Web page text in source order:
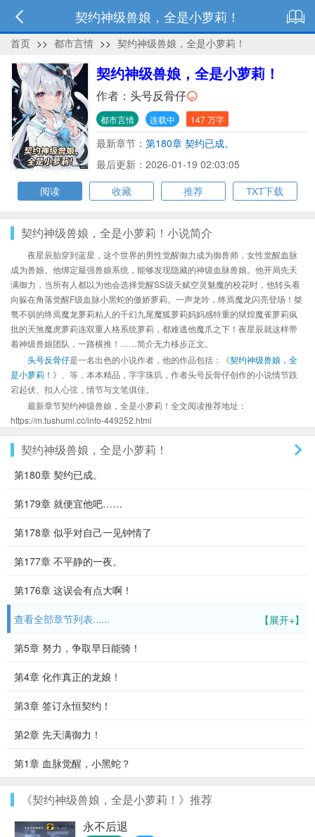
契约神级兽娘，全是小萝莉！
首页 >> 都市言情 >> 契约神级兽娘，全是小萝莉！
契约神级兽娘，全是小萝莉！
作者： 头号反骨仔
都市言情 连载中 147 万字
最新章节： 第180章 契约已成。
最后更新：2026-01-19 02:03:05
阅读
收藏 推荐 TXT下载
契约神级兽娘，全是小萝莉！小说简介
夜星辰胎穿到蓝星，这个世界的男性觉醒御力成为御兽师，女性觉醒血脉
成为兽娘。他绑定最强兽娘系统，能够发现隐藏的神级血脉兽娘。他开局先天
满御力，当所有人都以为他会选择觉醒SS级天赋空灵魅魔的校花时，他转头看
向躲在角落觉醒F级血脉小黑蛇的傲娇萝莉。一声龙吟，终焉魔龙闪亮登场！桀
骜不驯的终焉魔龙萝莉粘人的千幻九尾魔狐萝莉妈妈感特重的狱煌魔雀萝莉疯
批的天煞魔虎萝莉连双重人格系统萝莉，都难逃他魔爪之下！夜星辰就这样带
着神级兽娘团队，一路横推！……简介无力移步正文。
头号反骨仔是一名出色的小说作者，他的作品包括：《契约神级兽娘，全
是小萝莉！ 》、等，本本精品，字字珠玑，作者头号反骨仔创作的小说情节跌
宕起伏、扣人心弦，情节与文笔俱佳。
最新章节契约神级兽娘，全是小萝莉！全文阅读推荐地址：
https://m.tushumi.cc/info-449252.html
契约神级兽娘，全是小萝莉！
第180章 契约已成。
第179章 就便宜他吧……
第178章 似乎对自己一见钟情了
第177章 不平静的一夜。
第176章 这误会有点大啊！
【展开+】
查看全部章节列表......
第5章 努力，争取早日能骑！
第4章 化作真正的龙娘！
第3章 签订永恒契约！
第2章 先天满御力！
第1章 血脉觉醒，小黑蛇？
《契约神级兽娘，全是小萝莉！》推荐
永不后退